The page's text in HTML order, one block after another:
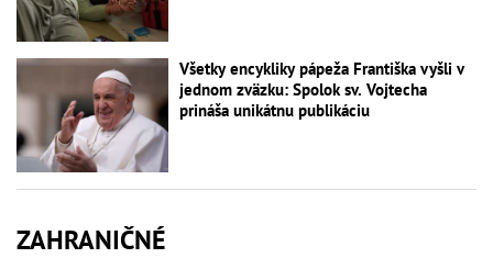
Všetky encykliky pápeža Františka vyšli v
jednom zväzku: Spolok sv. Vojtecha
prináša unikátnu publikáciu
ZAHRANIČNÉ